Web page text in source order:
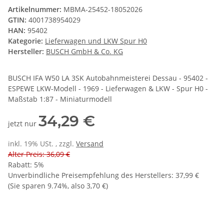
Artikelnummer: MBMA-25452-18052026
GTIN: 4001738954029
HAN: 95402
Kategorie: Lieferwagen und LKW Spur H0
Hersteller: BUSCH GmbH & Co. KG
BUSCH IFA W50 LA 3SK Autobahnmeisterei Dessau - 95402 -
ESPEWE LKW-Modell - 1969 - Lieferwagen & LKW - Spur H0 -
Maßstab 1:87 - Miniaturmodell
jetzt nur 34,29 €
inkl. 19% USt. , zzgl. Versand
Alter Preis: 36,09 €
Rabatt: 5%
Unverbindliche Preisempfehlung des Herstellers: 37,99 €
(Sie sparen 9.74%, also 3,70 €)